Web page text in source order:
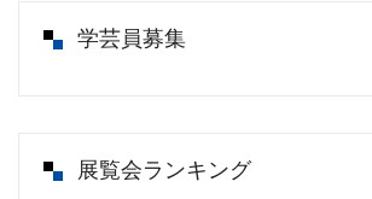
学芸員募集
展覧会ランキング